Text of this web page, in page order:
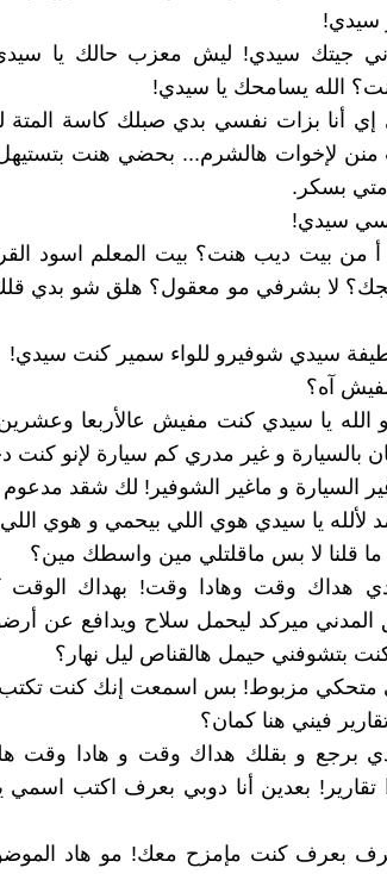
جيتك سيدي! ليش معزب حالك يا
الله يسامحك يا سيدي!
إي أنا بزات نفسي بدي صبلك كاسة
منن لإخوات هالشرم... بحضي هنت
بسكر.
سيدي!
أ من بيت ديب هنت؟ بيت المعلم اسود
لا بشرفي مو معقول؟ هلق شو بدي
سيدي شوفيرو للواء سمير كنت سيدي!
آه؟
الله يا سيدي كنت مفيش عالأربعا
بالسيارة و غير مدري كم سيارة لإنو كنت
السيارة و ماغير الشوفير! لك شقد
لألله يا سيدي هوي اللي بيحمي و هوي
ما قلنا لا بس ماقلتلي مين واسطك مين؟
هداك وقت وهادا وقت! بهداك
المدني ميركد ليحمل سلاح ويدافع عن
بتشوفني حيمل هالقناص ليل نهار؟
متحكي مزبوط! بس اسمعت إنك كنت تكتب
فيني هنا كمان؟
برجع و بقلك هداك وقت و هادا وقت
تقارير! بعدين أنا دوبي بعرف اكتب
بعرف كنت مإمزح معك! مو هاد